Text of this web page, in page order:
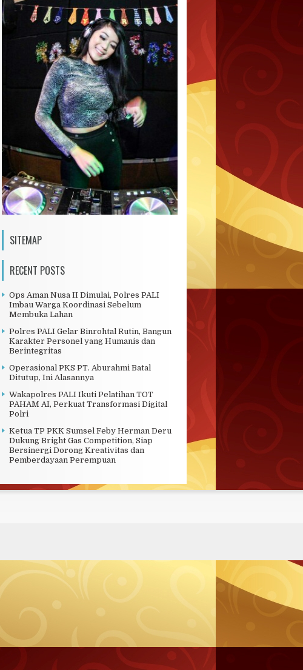
SITEMAP
RECENT POSTS
Ops Aman Nusa II Dimulai, Polres PALI
Imbau Warga Koordinasi Sebelum
Membuka Lahan
Polres PALI Gelar Binrohtal Rutin, Bangun
Karakter Personel yang Humanis dan
Berintegritas
Operasional PKS PT. Aburahmi Batal
Ditutup, Ini Alasannya
Wakapolres PALI Ikuti Pelatihan TOT
PAHAM AI, Perkuat Transformasi Digital
Polri
Ketua TP PKK Sumsel Feby Herman Deru
Dukung Bright Gas Competition, Siap
Bersinergi Dorong Kreativitas dan
Pemberdayaan Perempuan